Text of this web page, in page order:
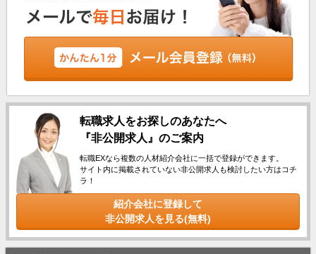
転職求人をお探しのあなたへ
『非公開求人』のご案内
転職EXなら複数の人材紹介会社に一括で登録ができます。
サイト内に掲載されていない非公開求人も検討したい方はコチ
ラ！
紹介会社に登録して
非公開求人を見る(無料)